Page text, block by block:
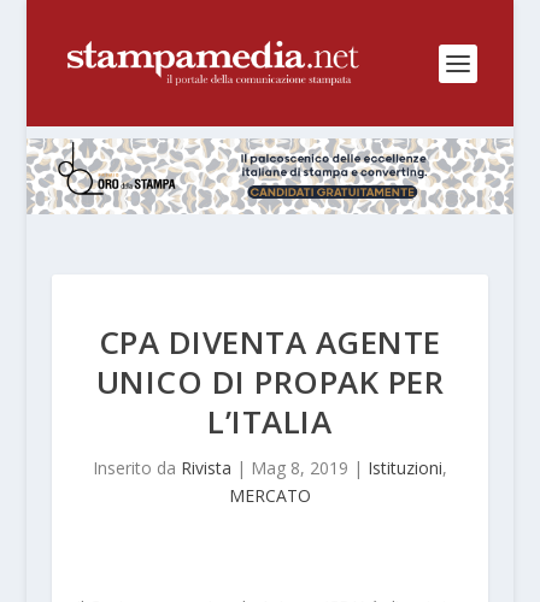
CPA DIVENTA AGENTE
UNICO DI PROPAK PER
L’ITALIA
Inserito da Rivista | Mag 8, 2019 | Istituzioni,
MERCATO